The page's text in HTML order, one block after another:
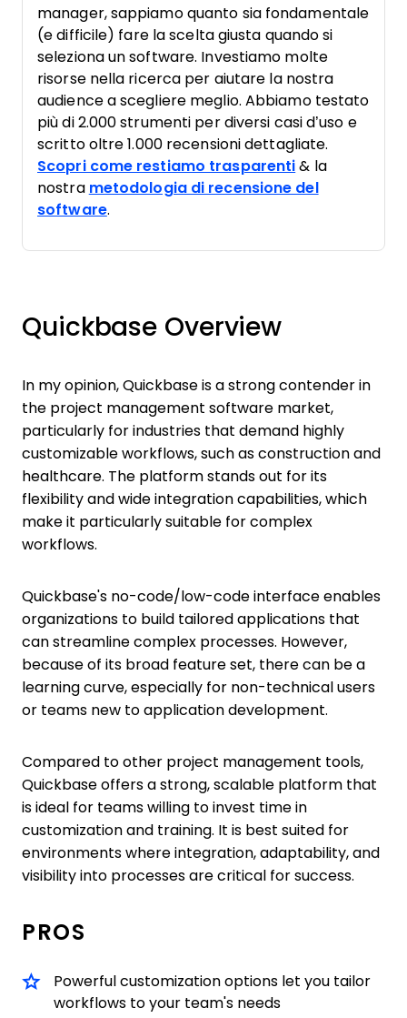
manager, sappiamo quanto sia fondamentale
(e difficile) fare la scelta giusta quando si
seleziona un software. Investiamo molte
risorse nella ricerca per aiutare la nostra
audience a scegliere meglio. Abbiamo testato
più di 2.000 strumenti per diversi casi d’uso e
scritto oltre 1.000 recensioni dettagliate.
Scopri come restiamo trasparenti & la
nostra metodologia di recensione del
software.
Quickbase Overview
In my opinion, Quickbase is a strong contender in
the project management software market,
particularly for industries that demand highly
customizable workflows, such as construction and
healthcare. The platform stands out for its
flexibility and wide integration capabilities, which
make it particularly suitable for complex
workflows.
Quickbase's no-code/low-code interface enables
organizations to build tailored applications that
can streamline complex processes. However,
because of its broad feature set, there can be a
learning curve, especially for non-technical users
or teams new to application development.
Compared to other project management tools,
Quickbase offers a strong, scalable platform that
is ideal for teams willing to invest time in
customization and training. It is best suited for
environments where integration, adaptability, and
visibility into processes are critical for success.
PROS
Powerful customization options let you tailor
workflows to your team's needs